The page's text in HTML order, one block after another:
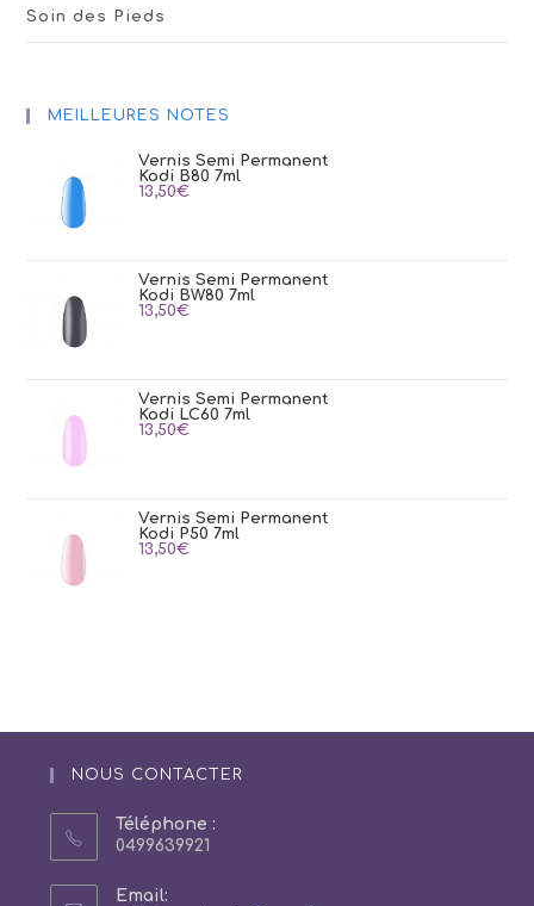
Soin des Pieds
MEILLEURES NOTES
Vernis Semi Permanent
Kodi B80 7ml
13,50€
Vernis Semi Permanent
Kodi BW80 7ml
13,50€
Vernis Semi Permanent
Kodi LC60 7ml
13,50€
Vernis Semi Permanent
Kodi P50 7ml
13,50€
NOUS CONTACTER
Téléphone :
0499639921
Email: